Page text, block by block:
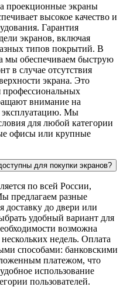
проекционные экраны
высокое качество и
Гарантия
экранов, включая
типов покрытий. В
мы обеспечиваем быструю
в случае отсутствия
экрана. Это
профессиональных
внимание на
эксплуатацию. Мы
для любой категории
офисы или крупные
для покупки экранов?
по всей России,
предлагаем разные
доставку до двери или
удобный вариант для
возможна
недель. Оплата
способами: банковскими
платежом, что
использование
пользователей.